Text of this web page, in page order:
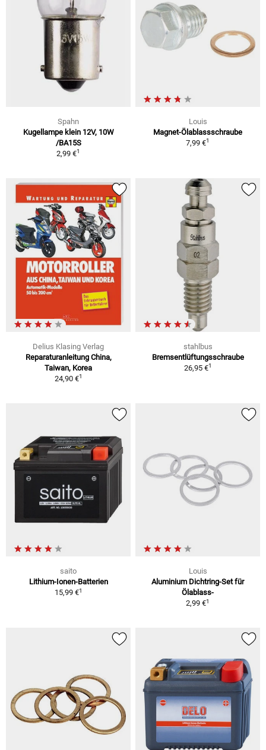
Spahn
Kugellampe klein 12V, 10W
/BA15S
2,99 €1
Louis
Magnet-Ölablassschraube
7,99 €1
Delius Klasing Verlag
Reparaturanleitung China,
Taiwan, Korea
24,90 €1
stahlbus
Bremsentlüftungsschraube
26,95 €1
saito
Lithium-Ionen-Batterien
15,99 €1
Louis
Aluminium Dichtring-Set für
Ölablass-
2,99 €1